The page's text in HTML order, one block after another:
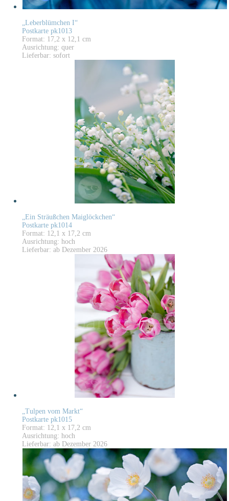
„Leberblümchen I“
Postkarte pk1013
Format: 17,2 x 12,1 cm
Ausrichtung: quer
Lieferbar: sofort
„Ein Sträußchen Maiglöckchen“
Postkarte pk1014
Format: 12,1 x 17,2 cm
Ausrichtung: hoch
Lieferbar: ab Dezember 2026
„Tulpen vom Markt“
Postkarte pk1015
Format: 12,1 x 17,2 cm
Ausrichtung: hoch
Lieferbar: ab Dezember 2026